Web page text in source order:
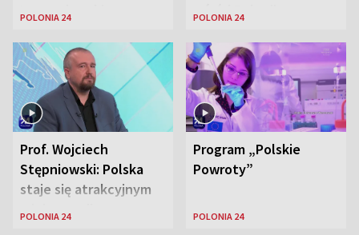
Lewandowskiego w
Zjednoczonych
POLONIA 24
wśród Polonii
POLONIA 24
Prof. Wojciech
Stępniowski: Polska
staje się atrakcyjnym
miejscem dla
POLONIA 24
Program „Polskie
Powroty”
POLONIA 24